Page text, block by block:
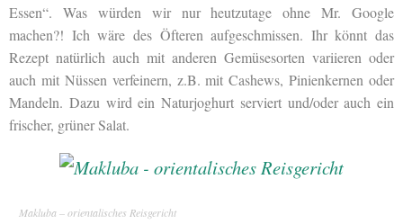
Essen“. Was würden wir nur heutzutage ohne Mr. Google
machen?! Ich wäre des Öfteren aufgeschmissen. Ihr könnt das
Rezept natürlich auch mit anderen Gemüsesorten variieren oder
auch mit Nüssen verfeinern, z.B. mit Cashews, Pinienkernen oder
Mandeln. Dazu wird ein Naturjoghurt serviert und/oder auch ein
frischer, grüner Salat.
Makluba – orientalisches Reisgericht